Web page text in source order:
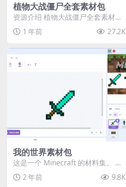
植物大战僵尸全套素材包
资源介绍 植物大战僵尸全套素材
包，包含227个丰富多样的素材，
涵盖角色、背景、动...
1 年前 27.2K
我的世界素材包
这是一个 Minecraft 的材料集。 操
作方法如下： 工具 → 右箭头 怪物...
2 年前 9.8K